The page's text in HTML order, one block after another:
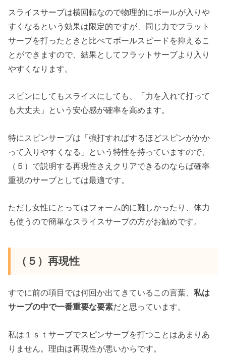
スライスサーブは横回転なので物理的にボールが入りや
すくなるという効果は限定的ですが、同じ力でフラット
サーブを打ったときと比べてボールスピードを抑えるこ
とができますので、結果としてフラットサーブより入り
やすくなります。
スピンにしてもスライスにしても、「力を入れて打って
も大丈夫」という安心感が確率を高めます。
特にスピンサーブは「強打すればするほどスピンがかか
って入りやすくなる」という特性を持っていますので、
（５）で説明する再現性さえクリアできるのならば確率
重視のサーブとしては最適です。
ただし女性にとってはフォーム的に難しかったり、体力
も使うので簡単なスライスサーブの方がお勧めです。
（５）再現性
すでに前の項目では何回か出てきているこの言葉、私は
サーブの中で一番重要な要素だと思っています。
私は１ｓｔサーブでスピンサーブを打つことはあまりあ
りません。理由は再現性が悪いからです。